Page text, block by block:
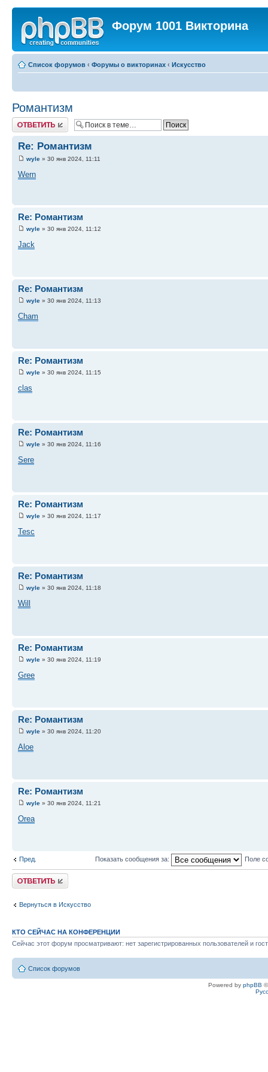
Форум 1001 Викторина
Список форумов ‹ Форумы о викторинах ‹ Искусство
Романтизм
Ответить
Re: Романтизм
wyle » 30 янв 2024, 11:11
Wern
Re: Романтизм
wyle » 30 янв 2024, 11:12
Jack
Re: Романтизм
wyle » 30 янв 2024, 11:13
Cham
Re: Романтизм
wyle » 30 янв 2024, 11:15
clas
Re: Романтизм
wyle » 30 янв 2024, 11:16
Sere
Re: Романтизм
wyle » 30 янв 2024, 11:17
Tesc
Re: Романтизм
wyle » 30 янв 2024, 11:18
Will
Re: Романтизм
wyle » 30 янв 2024, 11:19
Gree
Re: Романтизм
wyle » 30 янв 2024, 11:20
Aloe
Re: Романтизм
wyle » 30 янв 2024, 11:21
Orea
Пред. Показать сообщения за: Поле
Ответить
Вернуться в Искусство
КТО СЕЙЧАС НА КОНФЕРЕНЦИИ
Сейчас этот форум просматривают: нет зарегистрированных пользователей и
Список форумов
Powered by phpBB